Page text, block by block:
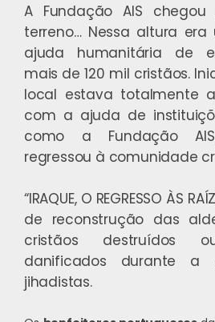
A Fundação AIS
terreno… Nessa altura
ajuda humanitária de
mais de 120 mil cristãos.
local estava totalmente
com a ajuda de
como a Fundação
regressou à comunidade
“IRAQUE, O REGRESSO ÀS
de reconstrução das
cristãos destruídos
danificados durante a
jihadistas.